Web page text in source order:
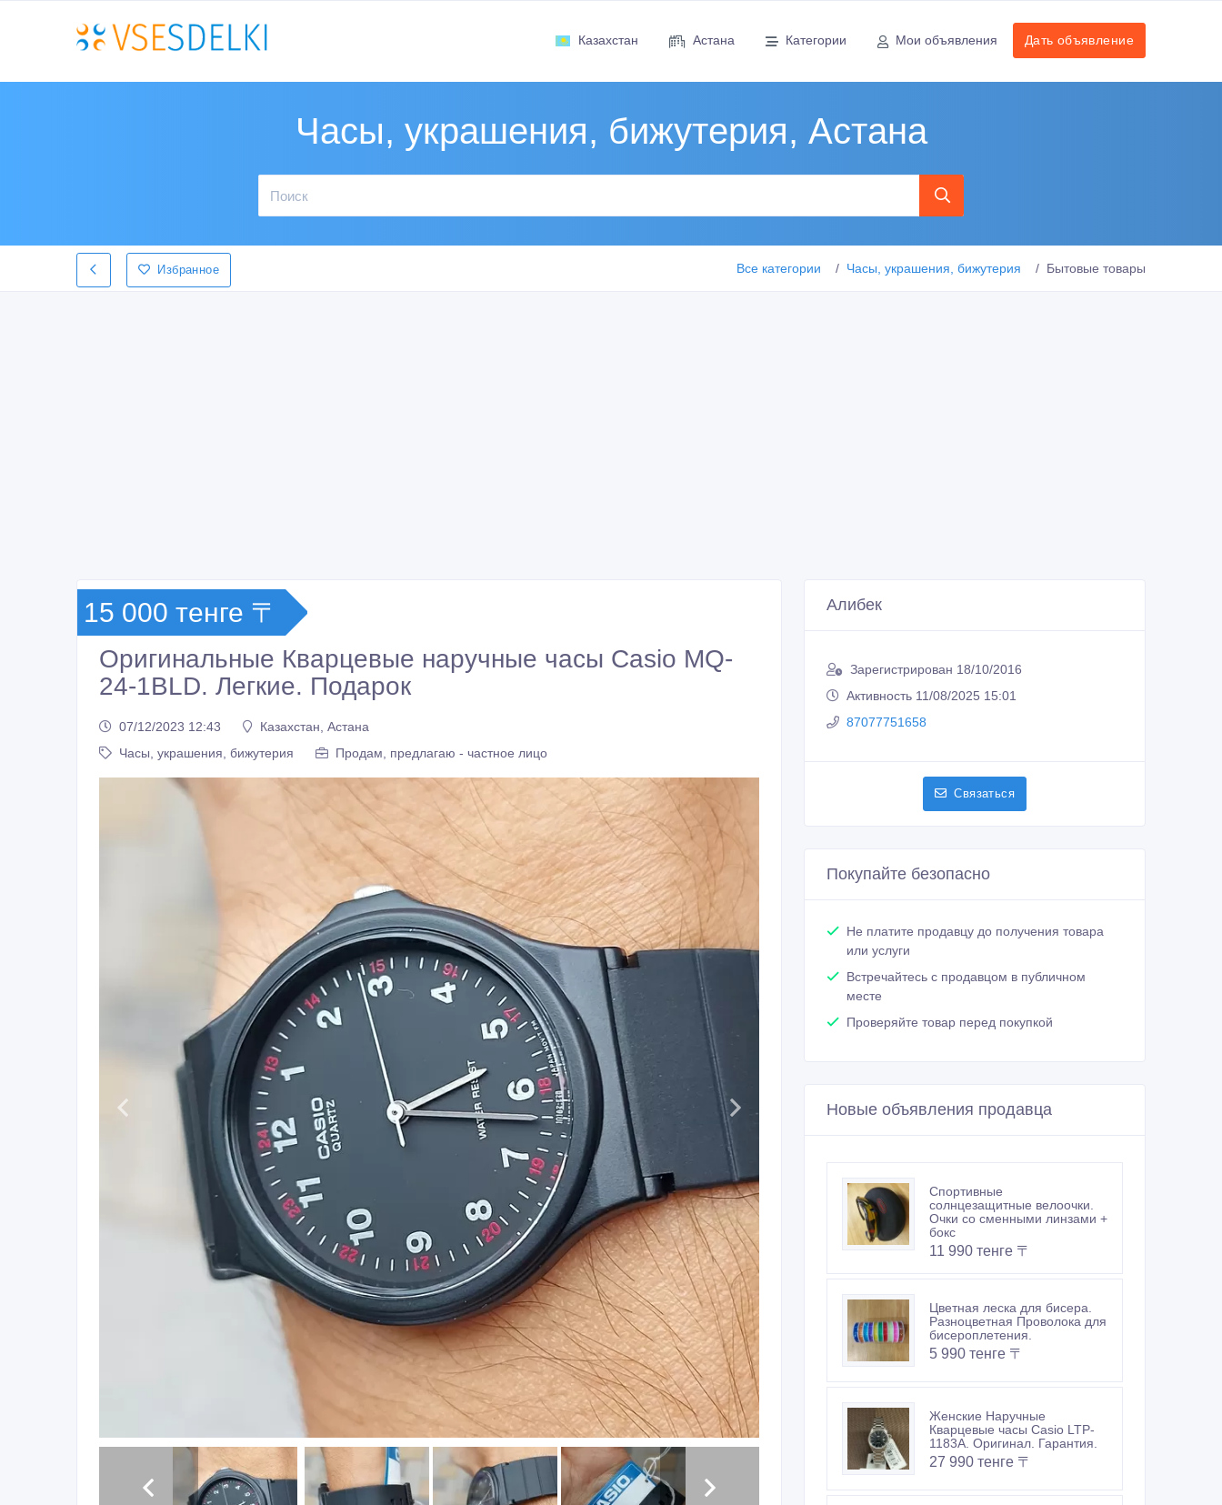
Казахстан Астана Категории Мои объявления Дать объявление
Часы, украшения, бижутерия, Астана
Избранное Все категории Часы, украшения, бижутерия Бытовые товары
15 000 тенге 〒
Оригинальные Кварцевые наручные часы Casio MQ-
24-1BLD. Легкие. Подарок
07/12/2023 12:43
Казахстан, Астана
Часы, украшения, бижутерия
Продам, предлагаю - частное лицо
Алибек
Зарегистрирован 18/10/2016
Активность 11/08/2025 15:01
87077751658
Связаться
Покупайте безопасно
Не платите продавцу до получения товара
или услуги
Встречайтесь с продавцом в публичном
месте
Проверяйте товар перед покупкой
Новые объявления продавца
Спортивные
солнцезащитные велоочки.
Очки со сменными линзами +
бокс
11 990 тенге 〒
Цветная леска для бисера.
Разноцветная Проволока для
бисероплетения.
5 990 тенге 〒
Женские Наручные
Кварцевые часы Casio LTP-
1183A. Оригинал. Гарантия.
27 990 тенге 〒